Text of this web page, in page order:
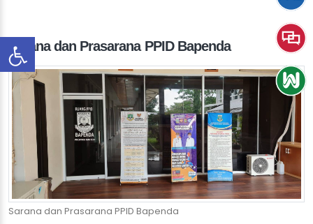
Sarana dan Prasarana PPID Bapenda
Sarana dan Prasarana PPID Bapenda